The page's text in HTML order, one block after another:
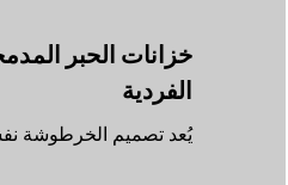
خزانات الحبر
الفردية
يُعد تصميم الخرطوشة